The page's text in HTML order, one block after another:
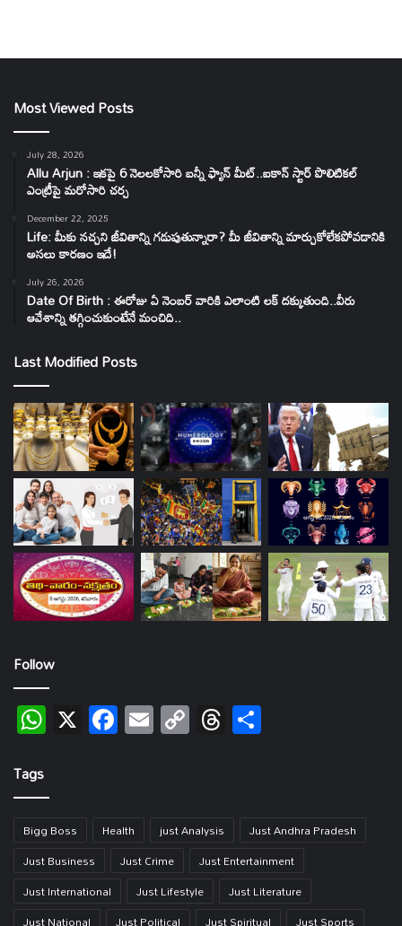
Most Viewed Posts
July 28, 2026
Allu Arjun : ఇకపై 6 నెలలకోసారి బన్నీ ఫ్యాన్ మీట్..ఐకాన్ స్టార్ పొలిటికల్
ఎంట్రీపై మరోసారి చర్చ
December 22, 2025
Life: మీకు నచ్చని జీవితాన్ని గడుపుతున్నారా? మీ జీవితాన్ని మార్చుకోలేకపోవడానికి
అసలు కారణం ఇదే!
July 26, 2026
Date Of Birth : ఈరోజు ఏ నెంబర్ వారికి ఎలాంటి లక్ దక్కుతుంది..వీరు
ఆవేశాన్ని తగ్గించుకుంటేనే మంచిది..
Last Modified Posts
Follow
WhatsApp
X Facebook
EmailCopy
Link
Threads
Tags
Bigg Boss Health just Analysis
Just Andhra Pradesh
Just Business
Just Crime
Just Entertainment
Just International
Just Lifestyle
Just Literature